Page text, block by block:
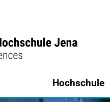
Hochschule